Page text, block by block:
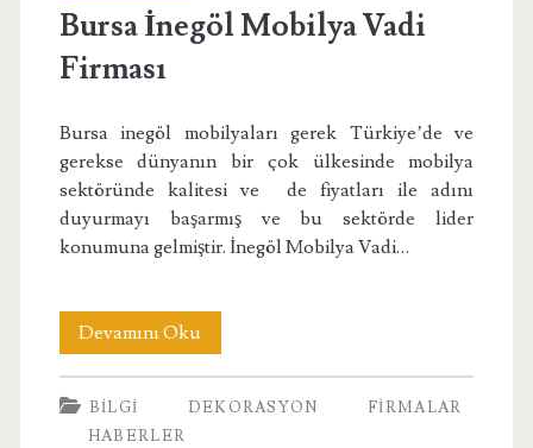
Bursa İnegöl Mobilya Vadi
Firması
Bursa inegöl mobilyaları gerek Türkiye’de ve
gerekse dünyanın bir çok ülkesinde mobilya
sektöründe kalitesi ve de fiyatları ile adını
duyurmayı başarmış ve bu sektörde lider
konumuna gelmiştir. İnegöl Mobilya Vadi…
Devamını OkuBursa
İnegöl
Mobilya
BILGI DEKORASYON
FIRMALAR
HABERLER